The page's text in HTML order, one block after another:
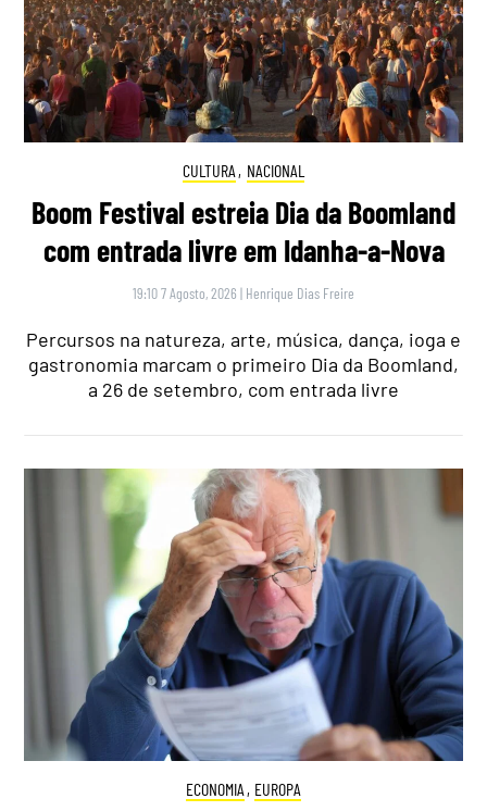
CULTURA , NACIONAL
Boom Festival estreia Dia da Boomland
com entrada livre em Idanha-a-Nova
19:10 7 Agosto, 2026 | Henrique Dias Freire
Percursos na natureza, arte, música, dança, ioga e
gastronomia marcam o primeiro Dia da Boomland,
a 26 de setembro, com entrada livre
ECONOMIA , EUROPA